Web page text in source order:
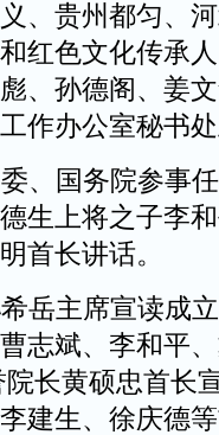
、贵州都匀、
红色文化传承
、孙德阁、姜
作办公室秘书
、国务院参事
生上将之子李
首长讲话。
岳主席宣读成
志斌、李和平
长黄硕忠首长
建生、徐庆德